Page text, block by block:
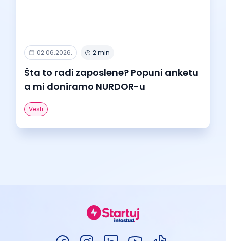
02.06.2026. 2 min
Šta to radi zaposlene? Popuni anketu
a mi doniramo NURDOR-u
Vesti